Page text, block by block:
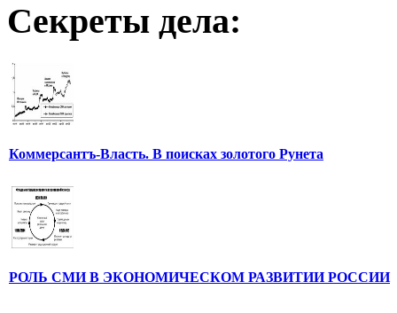
Секреты дела:
Коммерсантъ-Власть. В поисках золотого Рунета
РОЛЬ СМИ В ЭКОНОМИЧЕСКОМ РАЗВИТИИ РОССИИ